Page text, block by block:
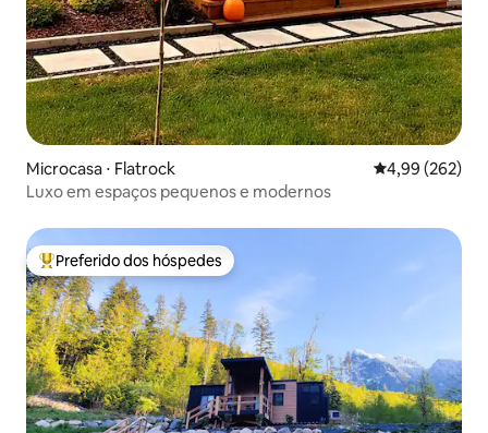
Microcasa ⋅ Flatrock 4,99 de uma
4,99 (262)
Luxo em espaços pequenos e modernos
Entre os melhores preferidos dos hóspedes
Preferido dos hóspedes